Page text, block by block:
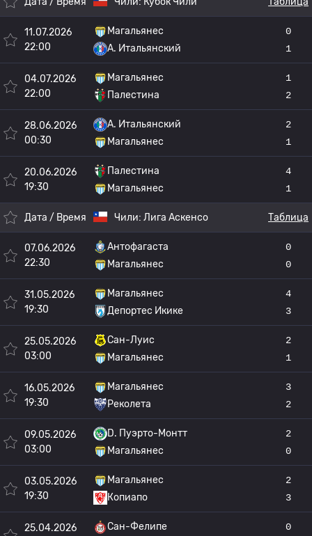
11.07.2026
22:00
Магальянес
A. Итальянский
0
1
04.07.2026
22:00
Магальянес
Палестина
1
2
28.06.2026
00:30
A. Итальянский
Магальянес
2
1
20.06.2026
19:30
Палестина
Магальянес
4
1
Дата / Время Чили: Лига Аскенсо Таблица
07.06.2026
22:30
Антофагаста
Магальянес
0
0
31.05.2026
19:30
Магальянес
Депортес Икике
4
3
25.05.2026
03:00
Сан-Луис
Магальянес
2
1
16.05.2026
19:30
Магальянес
Реколета
3
2
09.05.2026
03:00
D. Пуэрто-Монтт
Магальянес
2
0
03.05.2026
19:30
Магальянес
Копиапо
2
3
25.04.2026
Сан-Фелипе
0